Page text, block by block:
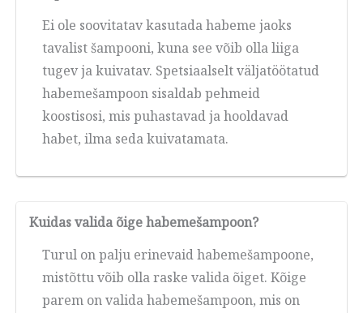
Ei ole soovitatav kasutada habeme jaoks
tavalist šampooni, kuna see võib olla liiga
tugev ja kuivatav. Spetsiaalselt väljatöötatud
habemešampoon sisaldab pehmeid
koostisosi, mis puhastavad ja hooldavad
habet, ilma seda kuivatamata.
Kuidas valida õige habemešampoon?
Turul on palju erinevaid habemešampoone,
mistõttu võib olla raske valida õiget. Kõige
parem on valida habemešampoon, mis on